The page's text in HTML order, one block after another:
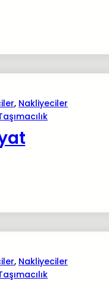
, Nakliyeciler
, Nakliyeciler